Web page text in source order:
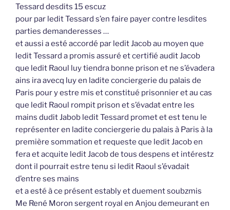
Tessard desdits 15 escuz
pour par ledit Tessard s’en faire payer contre lesdites
parties demanderesses …
et aussi a esté accordé par ledit Jacob au moyen que
ledit Tessard a promis assuré et certifié audit Jacob
que ledit Raoul luy tiendra bonne prison et ne s’évadera
ains ira avecq luy en ladite conciergerie du palais de
Paris pour y estre mis et constitué prisonnier et au cas
que ledit Raoul rompit prison et s’évadat entre les
mains dudit Jabob ledit Tessard promet et est tenu le
représenter en ladite conciergerie du palais à Paris à la
première sommation et requeste que ledit Jacob en
fera et acquite ledit Jacob de tous despens et intérestz
dont il pourrait estre tenu si ledit Raoul s’évadait
d’entre ses mains
et a esté à ce présent estably et duement soubzmis
Me René Moron sergent royal en Anjou demeurant en